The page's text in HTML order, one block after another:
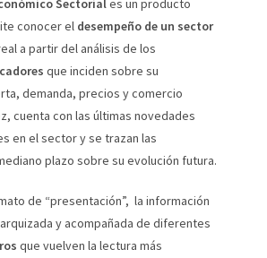
conocer el desempeño de un sector
a partir del análisis de los
que inciden sobre su
demanda, precios y comercio
cuenta con las últimas novedades
en el sector y se trazan las
plazo sobre su evolución futura.
de “presentación”, la información
y acompañada de diferentes
que vuelven la lectura más